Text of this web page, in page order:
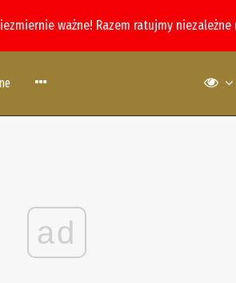
ważne! Razem ratujmy
ad